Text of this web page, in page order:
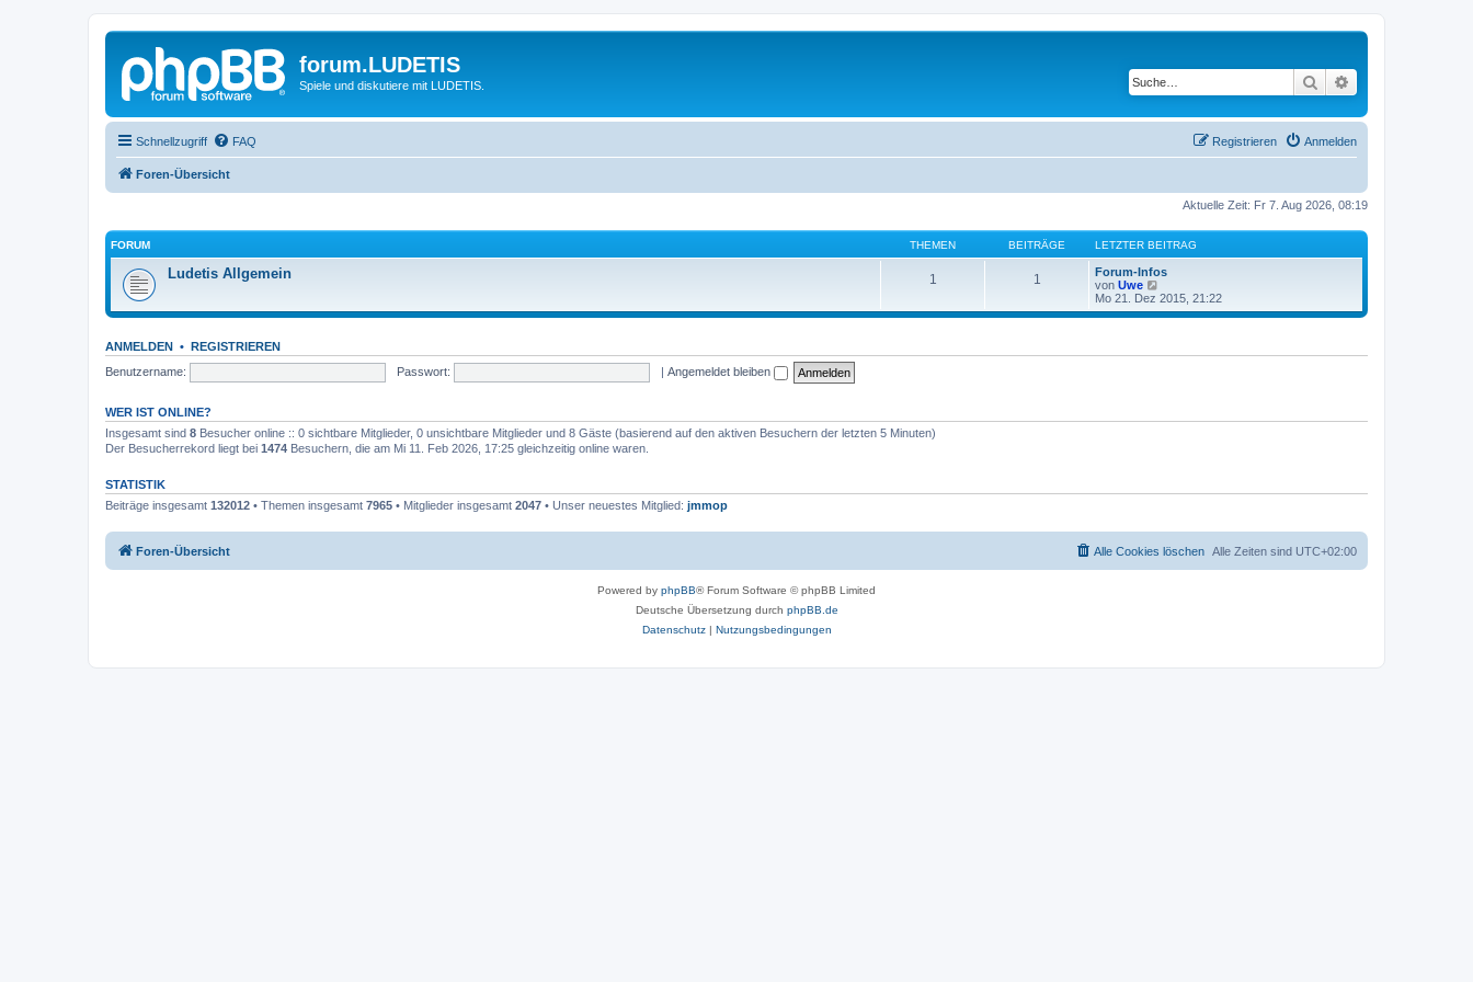
forum.LUDETIS
Spiele und diskutiere mit LUDETIS. Suche
Schnellzugriff FAQ Anmelden
Registrieren
Foren-Übersicht
Aktuelle Zeit: Fr 7. Aug 2026, 08:19
FORUM THEMEN BEITRÄGE LETZTER BEITRAG
Ludetis Allgemein 1 1
Forum-Infos
von Uwe
e
u
Mo 21. Dez 2015, 21:22
ANMELDEN • REGISTRIEREN
Benutzername:
Passwort: | Angemeldet bleiben
WER IST ONLINE?
Insgesamt sind 8 Besucher online :: 0 sichtbare Mitglieder, 0 unsichtbare Mitglieder und 8 Gäste (basierend auf den aktiven Besuchern der letzten 5 Minuten)
Der Besucherrekord liegt bei 1474 Besuchern, die am Mi 11. Feb 2026, 17:25 gleichzeitig online waren.
STATISTIK
Beiträge insgesamt 132012 • Themen insgesamt 7965 • Mitglieder insgesamt 2047 • Unser neuestes Mitglied: jmmop
Foren-Übersicht Alle Zeiten sind UTC+02:00
Alle Cookies löschen
Powered by phpBB® Forum Software © phpBB Limited
Deutsche Übersetzung durch phpBB.de
Datenschutz| Nutzungsbedingungen